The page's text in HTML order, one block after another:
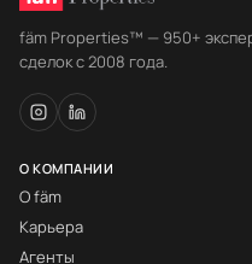
fäm Properties™ — 950+
сделок с 2008 года.
О КОМПАНИИ
О fäm
Карьера
Агенты